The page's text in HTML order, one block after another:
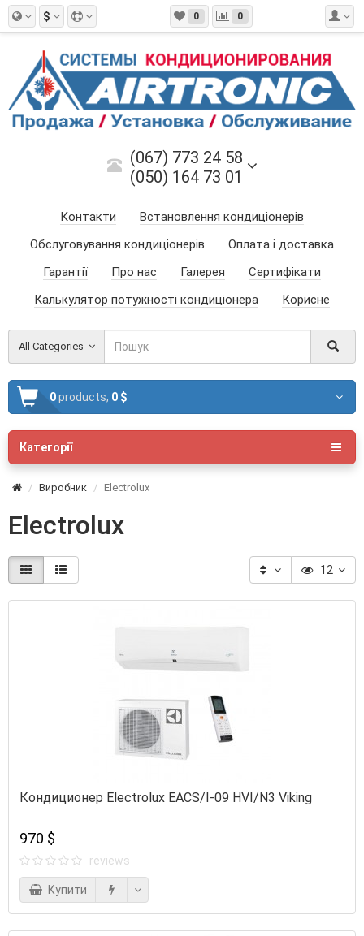
$ 0 0
(067) 773 24 58
(050) 164 73 01
Контакти
Встановлення кондиціонерів
Обслуговування кондиціонерів
Оплата і доставка
Гарантії
Про нас Галерея
Сертифікати
Калькулятор потужності кондиціонера
Корисне
All Categories
0products, 0 $
Категорії
Виробник Electrolux
Electrolux
12
Кондиционер Electrolux EACS/I-09 HVI/N3 Viking
970 $
reviews
Купити